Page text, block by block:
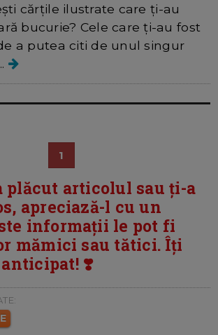
cărțile ilustrate care ți-au
bucurie? Cele care ți-au fost
a putea citi de unul singur
1
plăcut articolul sau ți-a
apreciază-l cu un
informații le pot fi
mămici sau tătici. Îți
❣️